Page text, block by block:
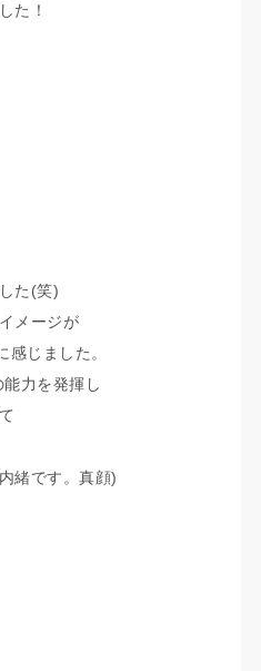
た！
た(笑)
メージが
じました。
力を発揮し
緒です。真顔)